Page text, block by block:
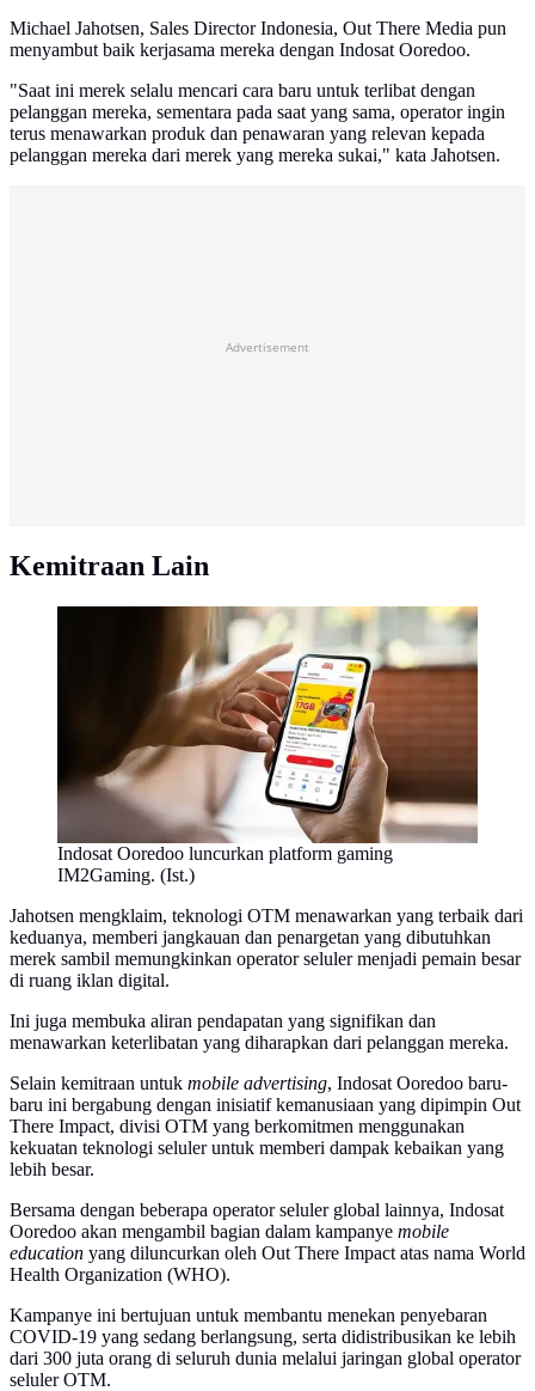
Michael Jahotsen, Sales Director Indonesia, Out There Media pun
menyambut baik kerjasama mereka dengan Indosat Ooredoo.
"Saat ini merek selalu mencari cara baru untuk terlibat dengan
pelanggan mereka, sementara pada saat yang sama, operator ingin
terus menawarkan produk dan penawaran yang relevan kepada
pelanggan mereka dari merek yang mereka sukai," kata Jahotsen.
Advertisement
Kemitraan Lain
Indosat Ooredoo luncurkan platform gaming
IM2Gaming. (Ist.)
Jahotsen mengklaim, teknologi OTM menawarkan yang terbaik dari
keduanya, memberi jangkauan dan penargetan yang dibutuhkan
merek sambil memungkinkan operator seluler menjadi pemain besar
di ruang iklan digital.
Ini juga membuka aliran pendapatan yang signifikan dan
menawarkan keterlibatan yang diharapkan dari pelanggan mereka.
Selain kemitraan untuk mobile advertising, Indosat Ooredoo baru-
baru ini bergabung dengan inisiatif kemanusiaan yang dipimpin Out
There Impact, divisi OTM yang berkomitmen menggunakan
kekuatan teknologi seluler untuk memberi dampak kebaikan yang
lebih besar.
Bersama dengan beberapa operator seluler global lainnya, Indosat
Ooredoo akan mengambil bagian dalam kampanye mobile
education yang diluncurkan oleh Out There Impact atas nama World
Health Organization (WHO).
Kampanye ini bertujuan untuk membantu menekan penyebaran
COVID-19 yang sedang berlangsung, serta didistribusikan ke lebih
dari 300 juta orang di seluruh dunia melalui jaringan global operator
seluler OTM.